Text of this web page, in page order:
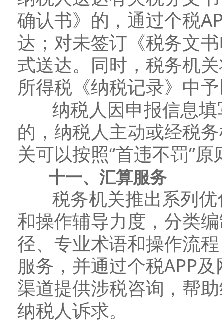
确认书》的，通过个税
达；对未签订《税务文
式送达。同时，税务机
所得税《纳税记录》中
纳税人因申报信息填
的，纳税人主动或经税
关可以按照“首违不罚”
十一、汇算服务
税务机关推出系列优
和操作辅导力度，分类
径、专业术语和操作流
服务，并通过个税APP
渠道提供涉税咨询，帮
纳税人诉求。